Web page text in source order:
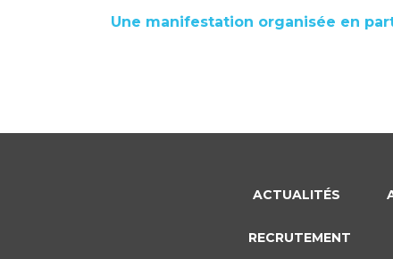
Une manifestation organisée en
ACTUALITÉS
RECRUTEMENT